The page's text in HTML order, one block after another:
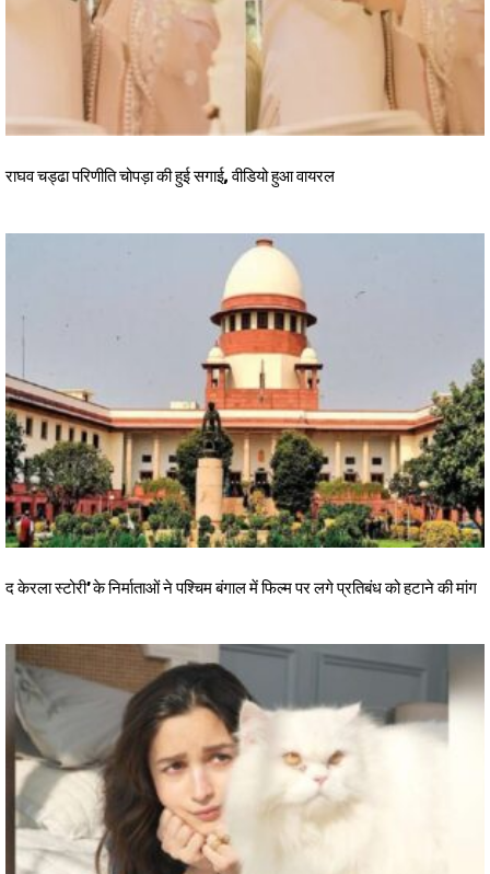
राघव चड्ढा परिणीति चोपड़ा की हुई सगाई, वीडियो हुआ वायरल
द केरला स्टोरी’ के निर्माताओं ने पश्चिम बंगाल में फिल्म पर लगे प्रतिबंध को हटाने की मांग